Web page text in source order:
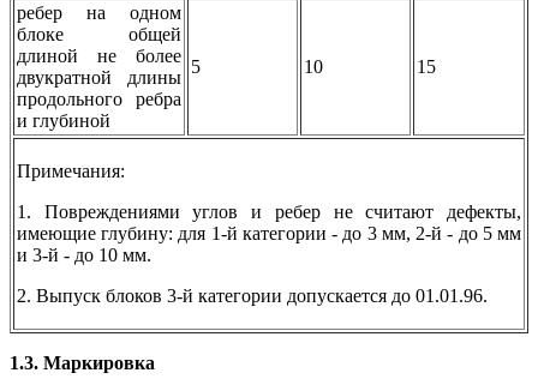
ребер на одном
блоке общей
длиной не более
двукратной длины
продольного ребра
и глубиной
5 10 15
Примечания:
1. Повреждениями углов и ребер не считают дефекты,
имеющие глубину: для 1-й категории - до 3 мм, 2-й - до 5 мм
и 3-й - до 10 мм.
2. Выпуск блоков 3-й категории допускается до 01.01.96.
1.3. Маркировка